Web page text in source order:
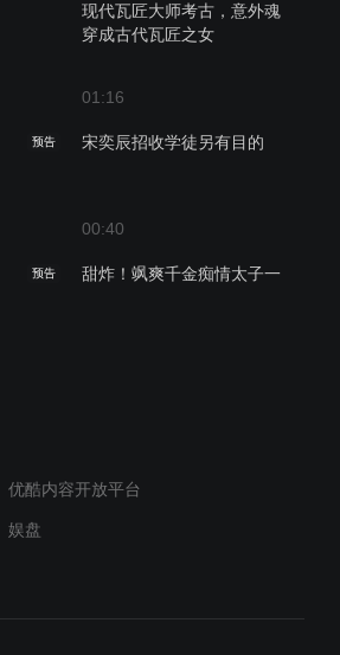
现代瓦匠大师考古，意外魂
穿成古代瓦匠之女
01:16
预告 宋奕辰招收学徒另有目的
00:40
预告
甜炸！飒爽千金痴情太子一
01:04
预告
00:39
优酷内容开放平台
娱盘